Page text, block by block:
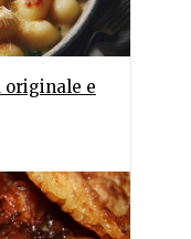
originale e